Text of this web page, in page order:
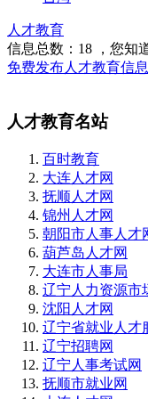
人才教育
信息总数： 18 ，您知
免费发布人才教育信
人才教育名站
百时教育
大连人才网
抚顺人才网
锦州人才网
朝阳市人事人才
葫芦岛人才网
大连市人事局
辽宁人力资源市
沈阳人才网
辽宁省就业人才
辽宁招聘网
辽宁人事考试网
抚顺市就业网